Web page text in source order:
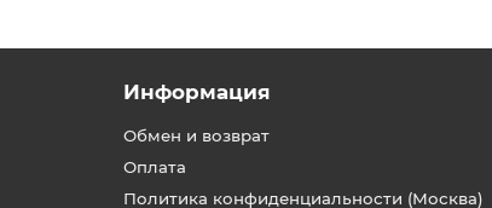
Информация
Обмен и возврат
Оплата
Политика конфиденциальности (Москва)